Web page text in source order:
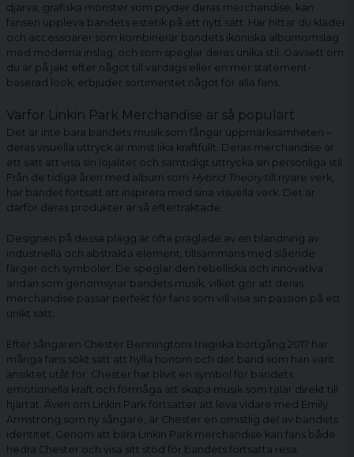
djärva, grafiska mönster som pryder deras merchandise, kan
fansen uppleva bandets estetik på ett nytt sätt. Här hittar du kläder
och accessoarer som kombinerar bandets ikoniska albumomslag
med moderna inslag, och som speglar deras unika stil. Oavsett om
du är på jakt efter något till vardags eller en mer statement-
baserad look, erbjuder sortimentet något för alla fans.
Varför Linkin Park Merchandise är så populärt
Det är inte bara bandets musik som fångar uppmärksamheten –
deras visuella uttryck är minst lika kraftfullt. Deras merchandise är
ett sätt att visa sin lojalitet och samtidigt uttrycka sin personliga stil.
Från de tidiga åren med album som Hybrid Theorytill nyare verk,
har bandet fortsatt att inspirera med sina visuella verk. Det är
därför deras produkter är så eftertraktade.
Designen på dessa plagg är ofta präglade av en blandning av
industriella och abstrakta element, tillsammans med slående
färger och symboler. De speglar den rebelliska och innovativa
andan som genomsyrar bandets musik, vilket gör att deras
merchandise passar perfekt för fans som vill visa sin passion på ett
unikt sätt.
Efter sångaren Chester Benningtons tragiska bortgång 2017 har
många fans sökt sätt att hylla honom och det band som han varit
ansiktet utåt för. Chester har blivit en symbol för bandets
emotionella kraft och förmåga att skapa musik som talar direkt till
hjärtat. Även om Linkin Park fortsätter att leva vidare med Emily
Armstrong som ny sångare, är Chester en omistlig del av bandets
identitet. Genom att bära Linkin Park merchandise kan fans både
hedra Chester och visa sitt stöd för bandets fortsatta resa.